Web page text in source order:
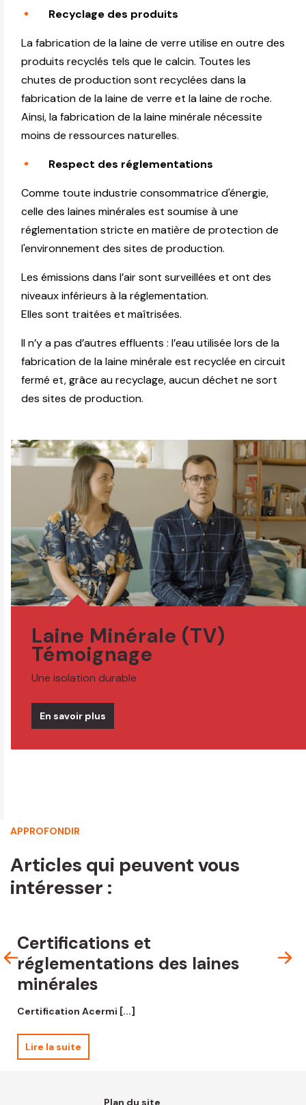
Recyclage des produits
La fabrication de la laine de verre utilise en outre des
produits recyclés tels que le calcin. Toutes les
chutes de production sont recyclées dans la
fabrication de la laine de verre et la laine de roche.
Ainsi, la fabrication de la laine minérale nécessite
moins de ressources naturelles.
Respect des réglementations
Comme toute industrie consommatrice d'énergie,
celle des laines minérales est soumise à une
réglementation stricte en matière de protection de
l'environnement des sites de production.
Les émissions dans l’air sont surveillées et ont des
niveaux inférieurs à la réglementation.
Elles sont traitées et maîtrisées.
Il n’y a pas d’autres effluents : l’eau utilisée lors de la
fabrication de la laine minérale est recyclée en circuit
fermé et, grâce au recyclage, aucun déchet ne sort
des sites de production.
Laine Minérale (TV)
Témoignage
Une isolation durable
En savoir plus
APPROFONDIR
Articles qui peuvent vous
intéresser :
Certifications et
réglementations des laines
minérales
Certification Acermi [...]
Lire la suite
Plan du site